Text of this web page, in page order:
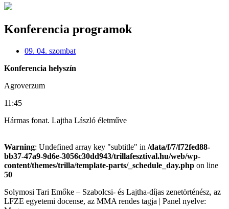
Konferencia programok
09. 04. szombat
Konferencia helyszín
Agroverzum
11:45
Hármas fonat. Lajtha László életműve
Warning: Undefined array key "subtitle" in /data/f/7/f72fed88-
bb37-47a9-9d6e-3056c30dd943/trillafesztival.hu/web/wp-
content/themes/trilla/template-parts/_schedule_day.php on line
50
Solymosi Tari Emőke – Szabolcsi- és Lajtha-díjas zenetörténész, az
LFZE egyetemi docense, az MMA rendes tagja | Panel nyelve: